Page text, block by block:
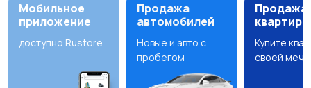
Мобильное
приложение
доступно Rustore
Продажа
автомобилей
Новые и авто с
пробегом
Продажа
квартир
Купите
своей